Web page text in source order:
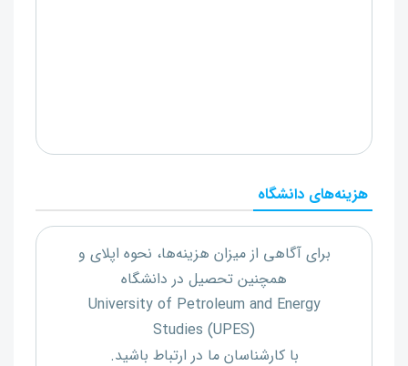
هزینه‌های دانشگاه
برای آگاهی از میزان هزینه‌ها، نحوه اپلای و
همچنین تحصیل در دانشگاه
University of Petroleum and Energy
Studies (UPES)
با کارشناسان ما در ارتباط باشید.